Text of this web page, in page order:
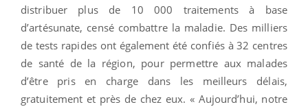
distribuer plus de 10 000 traitements à base
d’artésunate, censé combattre la maladie. Des milliers
de tests rapides ont également été confiés à 32 centres
de santé de la région, pour permettre aux malades
d’être pris en charge dans les meilleurs délais,
gratuitement et près de chez eux. « Aujourd’hui, notre